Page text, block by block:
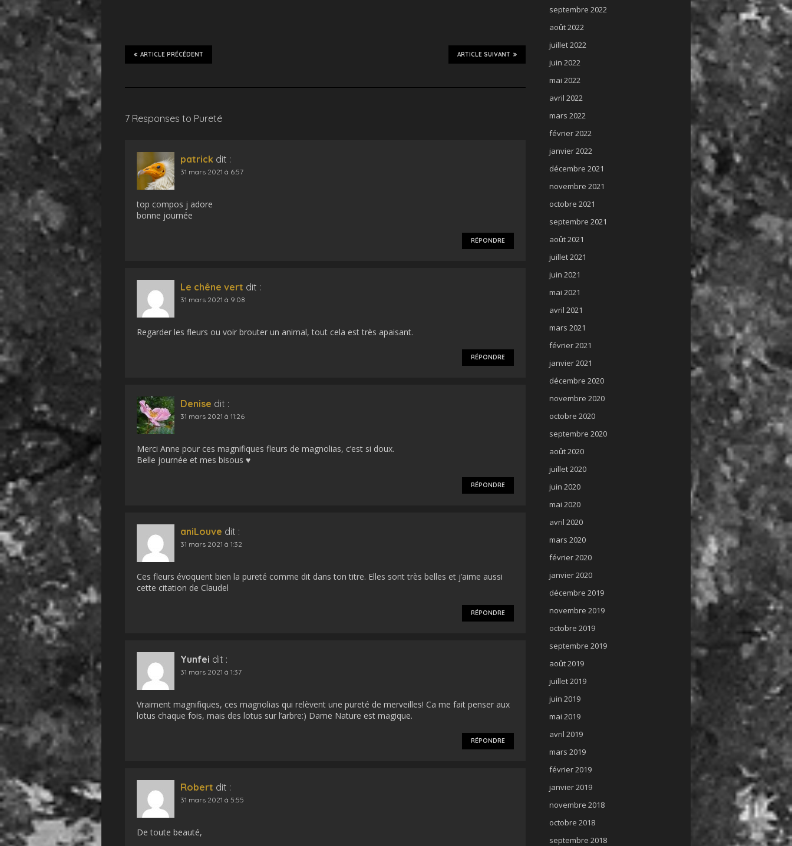
ARTICLE SUIVANT
ARTICLE PRÉCÉDENT
7 Responses to Pureté
patrick dit :
31 mars 2021 à 6:57
top compos j adore
bonne journée
RÉPONDRE
Le chêne vert dit :
31 mars 2021 à 9:08
Regarder les fleurs ou voir brouter un animal, tout cela est très apaisant.
RÉPONDRE
Denise dit :
31 mars 2021 à 11:26
Merci Anne pour ces magnifiques fleurs de magnolias, c’est si doux.
Belle journée et mes bisous ♥
RÉPONDRE
aniLouve dit :
31 mars 2021 à 1:32
Ces fleurs évoquent bien la pureté comme dit dans ton titre. Elles sont très belles et j’aime aussi
cette citation de Claudel
RÉPONDRE
Yunfei dit :
31 mars 2021 à 1:37
Vraiment magnifiques, ces magnolias qui relèvent une pureté de merveilles! Ca me fait penser aux
lotus chaque fois, mais des lotus sur l’arbre:) Dame Nature est magique.
RÉPONDRE
Robert dit :
31 mars 2021 à 5:55
De toute beauté,
septembre 2022
août 2022
juillet 2022
juin 2022
mai 2022
avril 2022
mars 2022
février 2022
janvier 2022
décembre 2021
novembre 2021
octobre 2021
septembre 2021
août 2021
juillet 2021
juin 2021
mai 2021
avril 2021
mars 2021
février 2021
janvier 2021
décembre 2020
novembre 2020
octobre 2020
septembre 2020
août 2020
juillet 2020
juin 2020
mai 2020
avril 2020
mars 2020
février 2020
janvier 2020
décembre 2019
novembre 2019
octobre 2019
septembre 2019
août 2019
juillet 2019
juin 2019
mai 2019
avril 2019
mars 2019
février 2019
janvier 2019
novembre 2018
octobre 2018
septembre 2018